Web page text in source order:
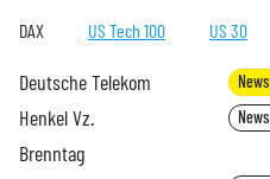
DAX US Tech 100 US 30
Deutsche Telekom News
Henkel Vz. News
Brenntag